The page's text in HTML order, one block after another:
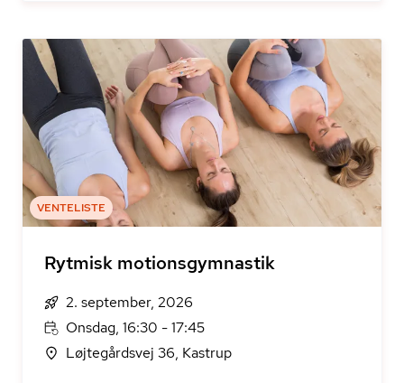
VENTELISTE
Rytmisk motionsgymnastik
2. september, 2026
Onsdag, 16:30 - 17:45
Løjtegårdsvej 36, Kastrup